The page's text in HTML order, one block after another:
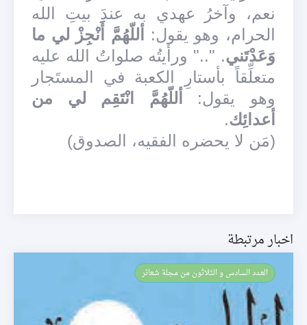
نعم، وآخرُ عهدي به عندَ بيتِ الله
الحرام، وهو يقول:
أللّهُمَّ أَنْجِزْ لي ما
وَعَدْتَني. ".." ورأيتُه صلواتُ الله عليه
متعلِّقاً بأستارِ الكعبة في المستَجار
وهو يقول:
أللّهُمَّ انْتَقِم لي من
أعدائِك.
(مَن لا يحضره الفقيه، الصدوق)
اخبار مرتبطة
العـدد السادس و الثلاثون من مجلة شعائر